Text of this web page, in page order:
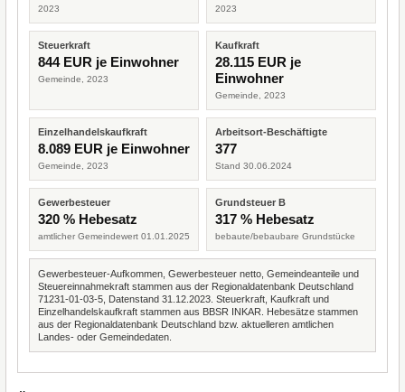
2023 2023
Steuerkraft
844 EUR je Einwohner
Gemeinde, 2023
Kaufkraft
28.115 EUR je
Einwohner
Gemeinde, 2023
Einzelhandelskaufkraft
8.089 EUR je Einwohner
Gemeinde, 2023
Arbeitsort-Beschäftigte
377
Stand 30.06.2024
Gewerbesteuer
320 % Hebesatz
amtlicher Gemeindewert 01.01.2025
Grundsteuer B
317 % Hebesatz
bebaute/bebaubare Grundstücke
Gewerbesteuer-Aufkommen, Gewerbesteuer netto, Gemeindeanteile und
Steuereinnahmekraft stammen aus der Regionaldatenbank Deutschland
71231-01-03-5, Datenstand 31.12.2023. Steuerkraft, Kaufkraft und
Einzelhandelskaufkraft stammen aus BBSR INKAR. Hebesätze stammen
aus der Regionaldatenbank Deutschland bzw. aktuelleren amtlichen
Landes- oder Gemeindedaten.